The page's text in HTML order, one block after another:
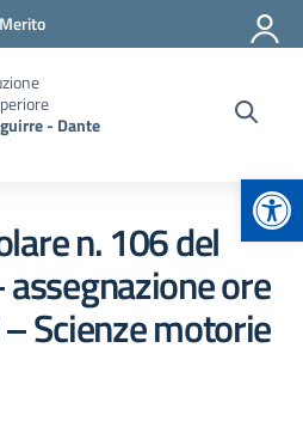
- Dante
n. 106 del
ore
Scienze motorie